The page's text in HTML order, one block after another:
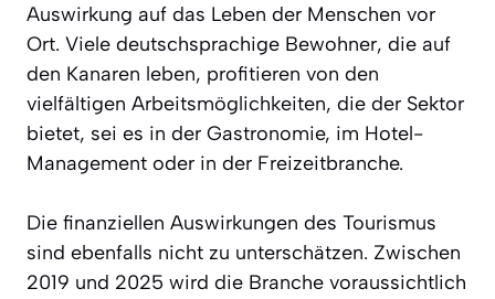
Auswirkung auf das Leben der Menschen vor
Ort. Viele deutschsprachige Bewohner, die auf
den Kanaren leben, profitieren von den
vielfältigen Arbeitsmöglichkeiten, die der Sektor
bietet, sei es in der Gastronomie, im Hotel-
Management oder in der Freizeitbranche.
Die finanziellen Auswirkungen des Tourismus
sind ebenfalls nicht zu unterschätzen. Zwischen
2019 und 2025 wird die Branche voraussichtlich